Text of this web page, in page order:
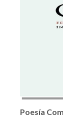
Poesía